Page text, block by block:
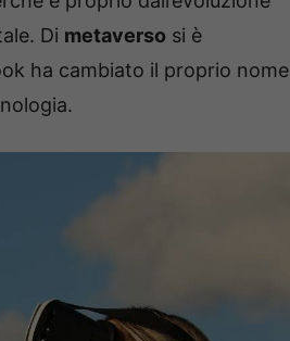
Di metaverso si è
ha cambiato il proprio nome